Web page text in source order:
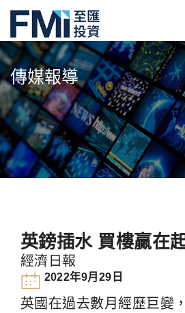
Skip
to
main
content
傳媒報導
英鎊插水 買樓贏在
經濟日報
2022年9月29日
英國在過去數月經歷巨變